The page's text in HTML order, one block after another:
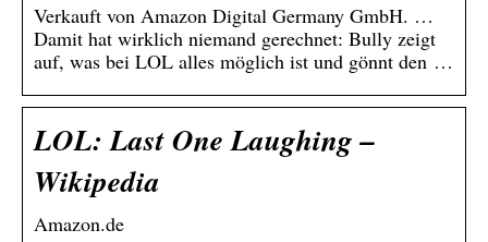
Verkauft von Amazon Digital Germany GmbH. …
Damit hat wirklich niemand gerechnet: Bully zeigt
auf, was bei LOL alles möglich ist und gönnt den …
LOL: Last One Laughing –
Wikipedia
Amazon.de